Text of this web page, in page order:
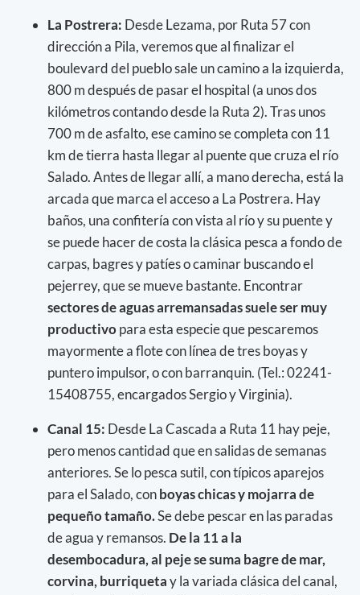
La Postrera: Desde Lezama, por Ruta 57 con
dirección a Pila, veremos que al finalizar el
boulevard del pueblo sale un camino a la izquierda,
800 m después de pasar el hospital (a unos dos
kilómetros contando desde la Ruta 2). Tras unos
700 m de asfalto, ese camino se completa con 11
km de tierra hasta llegar al puente que cruza el río
Salado. Antes de llegar allí, a mano derecha, está la
arcada que marca el acceso a La Postrera. Hay
baños, una confitería con vista al río y su puente y
se puede hacer de costa la clásica pesca a fondo de
carpas, bagres y patíes o caminar buscando el
pejerrey, que se mueve bastante. Encontrar
sectores de aguas arremansadas suele ser muy
productivopara esta especie que pescaremos
mayormente a flote con línea de tres boyas y
puntero impulsor, o con barranquin. (Tel.: 02241-
15408755, encargados Sergio y Virginia).
Canal 15: Desde La Cascada a Ruta 11 hay peje,
pero menos cantidad que en salidas de semanas
anteriores. Se lo pesca sutil, con típicos aparejos
para el Salado, conboyas chicas y mojarra de
pequeño tamaño.Se debe pescar en las paradas
de agua y remansos. De la 11 a la
desembocadura, al peje se suma bagre de mar,
corvina, burriquetay la variada clásica del canal,